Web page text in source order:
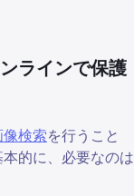
ラインで保護
検索を行うこと
的に、必要なのは